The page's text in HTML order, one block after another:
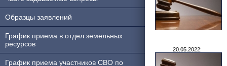
Образцы заявлений
График приема в отдел земельных
ресурсов
График приема участников СВО по
20.05.2022: